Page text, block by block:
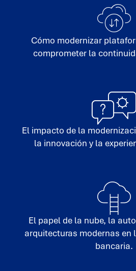
Cómo modernizar
comprometer la
El impacto de la
la innovación y la
El papel de la nube, la
arquitecturas modernas en
bancaria.